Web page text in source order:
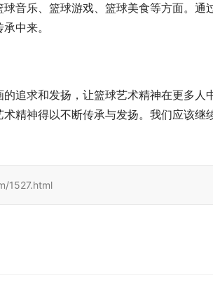
音乐、篮球游戏、篮球美食等方面。通
中来。
追求和发扬，让篮球艺术精神在更多人
精神得以不断传承与发扬。我们应该继
1527.html